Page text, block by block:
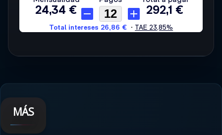
MÁS